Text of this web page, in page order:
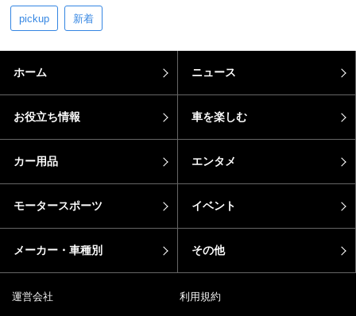
pickup 新着
ホーム ニュース
お役立ち情報 車を楽しむ
カー用品 エンタメ
モータースポーツ イベント
メーカー・車種別 その他
運営会社 利用規約